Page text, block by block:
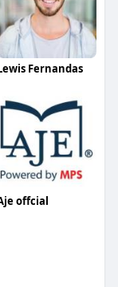
Fernandas
offcial